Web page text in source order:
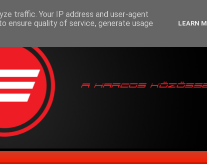
traffic. Your IP address and user-agent
ensure quality of service, generate usage
LEARN